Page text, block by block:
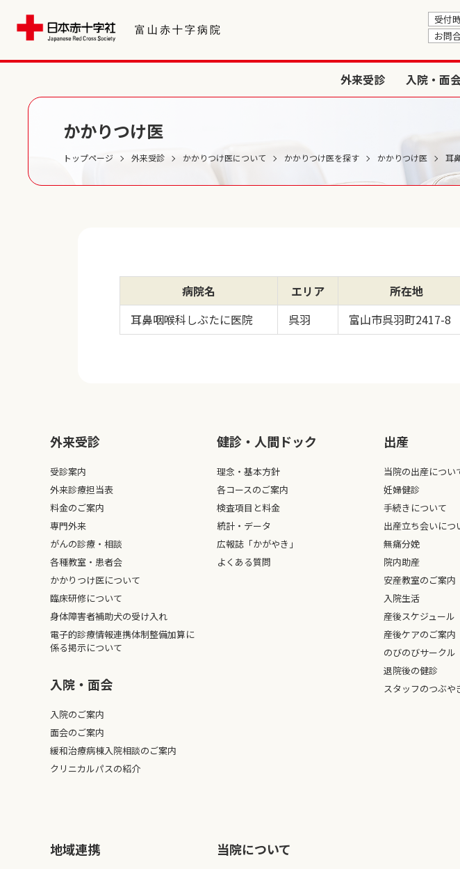
受付
お問
外来受診 入院・面
かかりつけ医
トップページ 外来受診 かかりつけ医について かかりつけ医を探す かかりつけ医 耳
病院名 エリア 所在地
耳鼻咽喉科しぶたに医院
呉羽 富山市呉羽町2417-8
外来受診
受診案内
外来診療担当表
料金のご案内
専門外来
がんの診療・相談
各種教室・患者会
かかりつけ医について
臨床研修について
身体障害者補助犬の受け入れ
電子的診療情報連携体制整備加算に
係る掲示について
入院・面会
入院のご案内
面会のご案内
緩和治療病棟入院相談のご案内
クリニカルパスの紹介
健診・人間ドック
理念・基本方針
各コースのご案内
検査項目と料金
統計・データ
広報誌「かがやき」
よくある質問
出産
当院の出産につい
妊婦健診
手続きについて
出産立ち会いにつ
無痛分娩
院内助産
安産教室のご案内
入院生活
産後スケジュール
産後ケアのご案内
のびのびサークル
退院後の健診
スタッフのつぶや
地域連携 当院について